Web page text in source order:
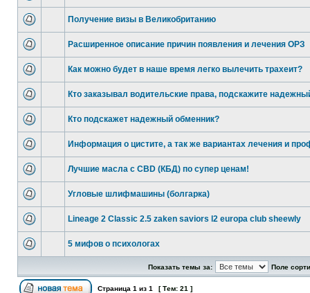
Получение визы в Великобританию
Расширенное описание причин появления и лечения ОРЗ
Как можно будет в наше время легко вылечить трахеит?
Кто заказывал водительские права, подскажите
Кто подскажет надежный обменник?
Информация о цистите, а так же вариантах лечения и
Лучшие масла с CBD (КБД) по супер ценам!
Угловые шлифмашины (болгарка)
Lineage 2 Classic 2.5 zaken saviors l2 europa club sheewly
5 мифов о психологах
Показать темы за: Поле
Страница 1 из 1 [ Тем: 21 ]